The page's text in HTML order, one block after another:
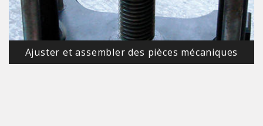
Ajuster et assembler des pièces mécaniques